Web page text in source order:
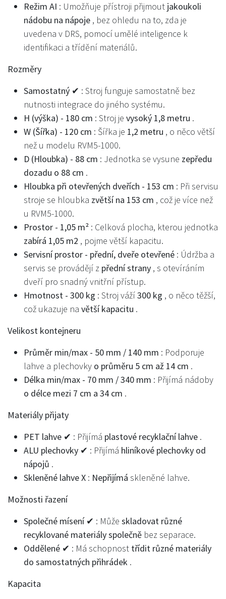
Režim AI : Umožňuje přístroji přijmout jakoukoli
nádobu na nápoje , bez ohledu na to, zda je
uvedena v DRS, pomocí umělé inteligence k
identifikaci a třídění materiálů.
Rozměry
Samostatný ✔ : Stroj funguje samostatně bez
nutnosti integrace do jiného systému.
H (výška) - 180 cm : Stroj je vysoký 1,8 metru .
W (Šířka) - 120 cm : Šířka je 1,2 metru , o něco větší
než u modelu RVM5-1000.
D (Hloubka) - 88 cm : Jednotka se vysune zepředu
dozadu o 88 cm .
Hloubka při otevřených dveřích - 153 cm : Při servisu
stroje se hloubka zvětší na 153 cm , což je více než
u RVM5-1000.
Prostor - 1,05 m² : Celková plocha, kterou jednotka
zabírá 1,05 m2 , pojme větší kapacitu.
Servisní prostor - přední, dveře otevřené : Údržba a
servis se provádějí z přední strany , s otevíráním
dveří pro snadný vnitřní přístup.
Hmotnost - 300 kg : Stroj váží300 kg , o něco těžší,
což ukazuje na větší kapacitu .
Velikost kontejneru
Průměr min/max - 50 mm / 140 mm : Podporuje
lahve a plechovky o průměru 5 cm až 14 cm .
Délka min/max - 70 mm / 340 mm : Přijímá nádoby
o délce mezi 7 cm a 34 cm .
Materiály přijaty
PET lahve ✔ : Přijímá plastové recyklační lahve .
ALU plechovky ✔ : Přijímá hliníkové plechovky od
nápojů .
Skleněné lahve X : Nepřijímá skleněné lahve.
Možnosti řazení
Společné mísení ✔ : Může skladovat různé
recyklované materiály společně bez separace.
Oddělené ✔ : Má schopnost třídit různé materiály
do samostatných přihrádek .
Kapacita